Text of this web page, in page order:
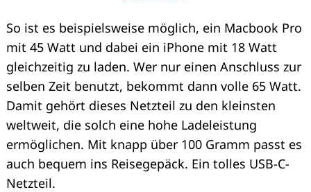
So ist es beispielsweise möglich, ein Macbook Pro
mit 45 Watt und dabei ein iPhone mit 18 Watt
gleichzeitig zu laden. Wer nur einen Anschluss zur
selben Zeit benutzt, bekommt dann volle 65 Watt.
Damit gehört dieses Netzteil zu den kleinsten
weltweit, die solch eine hohe Ladeleistung
ermöglichen. Mit knapp über 100 Gramm passt es
auch bequem ins Reisegepäck. Ein tolles USB-C-
Netzteil.